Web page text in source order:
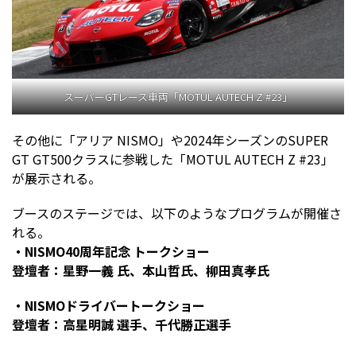
スーパーGTレース車両「MOTUL AUTECH Z #23」
その他に「アリア NISMO」や2024年シーズンのSUPER
GT GT500クラスに参戦した「MOTUL AUTECH Z #23」
が展示される。
ブースのステージでは、以下のようなプログラムが開催さ
れる。
・NISMO40周年記念 トークショー
登壇者：星野一義 氏、本山哲氏、柳田真孝氏
・NISMOドライバートークショー
登壇者：高星明誠 選手、千代勝正選手